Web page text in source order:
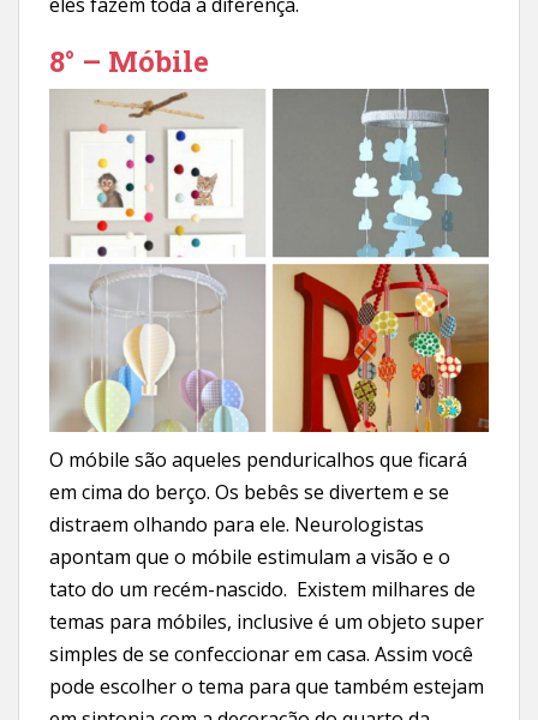
8° – Móbile
O móbile são aqueles penduricalhos que ficará
em cima do berço. Os bebês se divertem e se
distraem olhando para ele. Neurologistas
apontam que o móbile estimulam a visão e o
tato do um recém-nascido. Existem milhares de
temas para móbiles, inclusive é um objeto super
simples de se confeccionar em casa. Assim você
pode escolher o tema para que também estejam